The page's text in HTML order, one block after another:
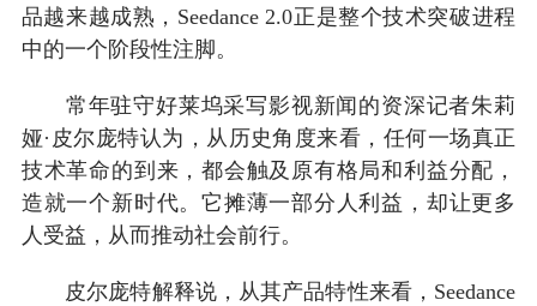
品越来越成熟，Seedance 2.0正是整个技术突破进程
中的一个阶段性注脚。
常年驻守好莱坞采写影视新闻的资深记者朱莉
娅·皮尔庞特认为，从历史角度来看，任何一场真正
技术革命的到来，都会触及原有格局和利益分配，
造就一个新时代。它摊薄一部分人利益，却让更多
人受益，从而推动社会前行。
皮尔庞特解释说，从其产品特性来看，Seedance